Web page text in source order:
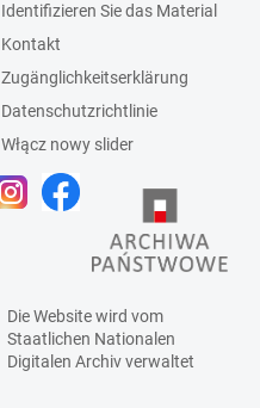
Identifizieren Sie das Material
Kontakt
Zugänglichkeitserklärung
Datenschutzrichtlinie
Włącz nowy slider
Die Website wird vom
Staatlichen Nationalen
Digitalen Archivverwaltet